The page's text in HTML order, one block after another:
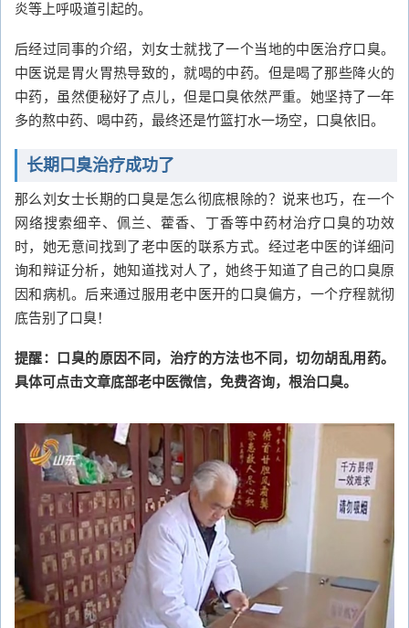
炎等上呼吸道引起的。
后经过同事的介绍，刘女士就找了一个当地的中医治疗口臭。
中医说是胃火胃热导致的，就喝的中药。但是喝了那些降火的
中药，虽然便秘好了点儿，但是口臭依然严重。她坚持了一年
多的熬中药、喝中药，最终还是竹篮打水一场空，口臭依旧。
长期口臭治疗成功了
那么刘女士长期的口臭是怎么彻底根除的？说来也巧，在一个
网络搜索细辛、佩兰、藿香、丁香等中药材治疗口臭的功效
时，她无意间找到了老中医的联系方式。经过老中医的详细问
询和辩证分析，她知道找对人了，她终于知道了自己的口臭原
因和病机。后来通过服用老中医开的口臭偏方，一个疗程就彻
底告别了口臭！
提醒：口臭的原因不同，治疗的方法也不同，切勿胡乱用药。
具体可点击文章底部老中医微信，免费咨询，根治口臭。